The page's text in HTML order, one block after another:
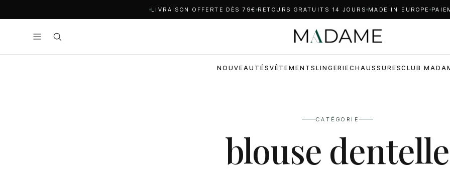
LIVRAISON OFFERTE DÈS 79€ RETOURS GRATUITS 14 JOURS MADE IN EUROPE
NOUVEAUTÉS VÊTEMENTS LINGERIECHAUSSURESCLUB
CATÉGORIE
blouse dentelle